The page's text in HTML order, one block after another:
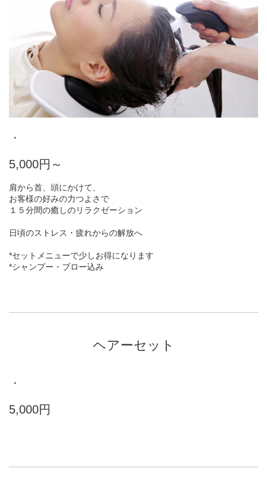
・
5,000円～
肩から首、頭にかけて、
お客様の好みの力つよさで
１５分間の癒しのリラクゼーション
日頃のストレス・疲れからの解放へ
*セットメニューで少しお得になります
*シャンプー・ブロー込み
ヘアーセット
・
5,000円